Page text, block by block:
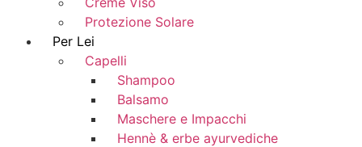
Protezione Solare
Per Lei
Capelli
Shampoo
Balsamo
Maschere e Impacchi
Hennè & erbe ayurvediche